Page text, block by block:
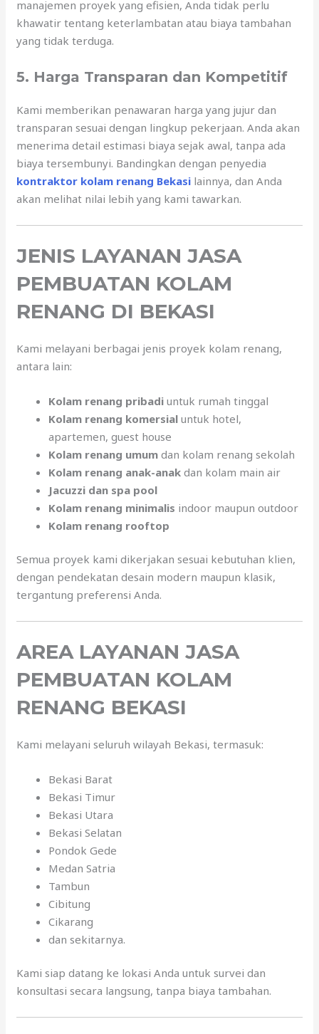
manajemen proyek yang efisien, Anda tidak perlu
khawatir tentang keterlambatan atau biaya tambahan
yang tidak terduga.
5. Harga Transparan dan Kompetitif
Kami memberikan penawaran harga yang jujur dan
transparan sesuai dengan lingkup pekerjaan. Anda akan
menerima detail estimasi biaya sejak awal, tanpa ada
biaya tersembunyi. Bandingkan dengan penyedia
kontraktor kolam renang Bekasi lainnya, dan Anda
akan melihat nilai lebih yang kami tawarkan.
JENIS LAYANAN JASA
PEMBUATAN KOLAM
RENANG DI BEKASI
Kami melayani berbagai jenis proyek kolam renang,
antara lain:
Kolam renang pribadi untuk rumah tinggal
Kolam renang komersial untuk hotel,
apartemen, guest house
Kolam renang umum dan kolam renang sekolah
Kolam renang anak-anak dan kolam main air
Jacuzzi dan spa pool
Kolam renang minimalis indoor maupun outdoor
Kolam renang rooftop
Semua proyek kami dikerjakan sesuai kebutuhan klien,
dengan pendekatan desain modern maupun klasik,
tergantung preferensi Anda.
AREA LAYANAN JASA
PEMBUATAN KOLAM
RENANG BEKASI
Kami melayani seluruh wilayah Bekasi, termasuk:
Bekasi Barat
Bekasi Timur
Bekasi Utara
Bekasi Selatan
Pondok Gede
Medan Satria
Tambun
Cibitung
Cikarang
dan sekitarnya.
Kami siap datang ke lokasi Anda untuk survei dan
konsultasi secara langsung, tanpa biaya tambahan.